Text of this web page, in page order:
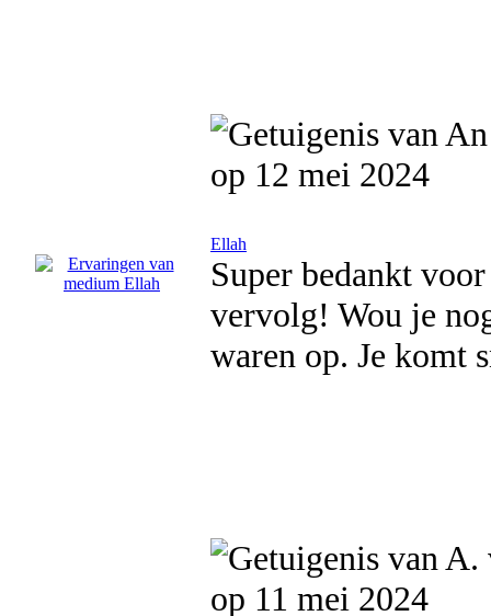
op 12 mei 2024
Ellah
Super bedankt
vervolg! Wou je
waren op. Je komt
op 11 mei 2024